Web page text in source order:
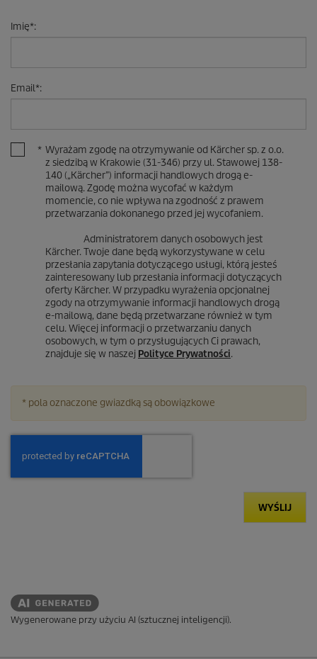
Imię*:
Email*:
* Wyrażam zgodę na otrzymywanie od Kärcher sp. z o.o.
z siedzibą w Krakowie (31-346) przy ul. Stawowej 138-
140 („Kärcher”) informacji handlowych drogą e-
mailową. Zgodę można wycofać w każdym
momencie, co nie wpływa na zgodność z prawem
przetwarzania dokonanego przed jej wycofaniem.
Administratorem danych osobowych jest
Kärcher. Twoje dane będą wykorzystywane w celu
przesłania zapytania dotyczącego usługi, którą jesteś
zainteresowany lub przesłania informacji dotyczących
oferty Kärcher. W przypadku wyrażenia opcjonalnej
zgody na otrzymywanie informacji handlowych drogą
e-mailową, dane będą przetwarzane również w tym
celu. Więcej informacji o przetwarzaniu danych
osobowych, w tym o przysługujących Ci prawach,
znajduje się w naszej Polityce Prywatności.
* pola oznaczone gwiazdką są obowiązkowe
WYŚLIJ
Wygenerowane przy użyciu AI (sztucznej inteligencji).